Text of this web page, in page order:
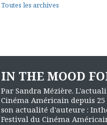
Toutes les archives
IN THE MOOD
Par Sandra Mézière.
Cinéma Américain depuis
son actualité d'auteure :
Festival du Cinéma